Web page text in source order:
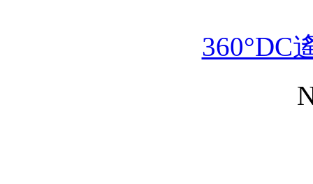
360°DC